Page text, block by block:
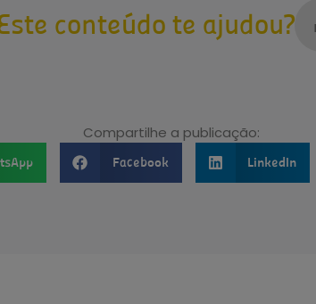
conteúdo te ajudou?
Compartilhe a publicação:
Facebook LinkedIn